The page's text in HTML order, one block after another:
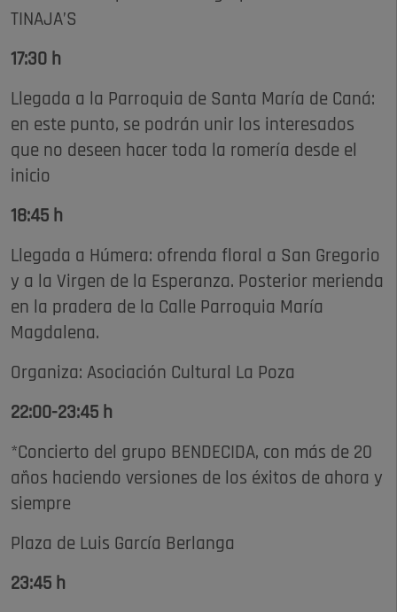
TINAJA’S
17:30 h
Llegada a la Parroquia de Santa María de Caná:
en este punto, se podrán unir los interesados
que no deseen hacer toda la romería desde el
inicio
18:45 h
Llegada a Húmera: ofrenda floral a San Gregorio
y a la Virgen de la Esperanza. Posterior merienda
en la pradera de la Calle Parroquia María
Magdalena.
Organiza: Asociación Cultural La Poza
22:00-23:45 h
*Concierto del grupo BENDECIDA, con más de 20
años haciendo versiones de los éxitos de ahora y
siempre
Plaza de Luis García Berlanga
23:45 h